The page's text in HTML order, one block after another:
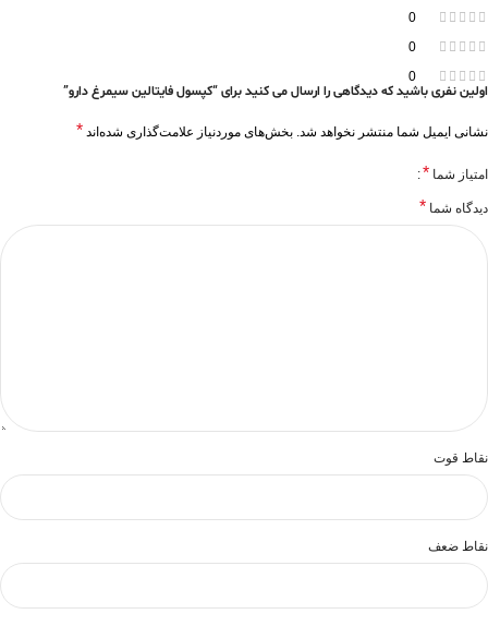
0
0
0
اولین نفری باشید که دیدگاهی را ارسال می کنید برای “کپسول فایتالین سیمرغ دارو”
نشانی ایمیل شما منتشر نخواهد شد. بخش‌های موردنیاز علامت‌گذاری شده‌اند *
امتیاز شما *
دیدگاه شما *
نقاط قوت
نقاط ضعف